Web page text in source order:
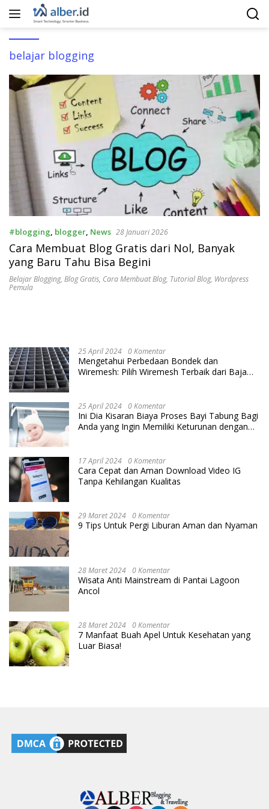
Langsung
belajar blogging
#blogging, blogger, News 28 Januari 2026
Cara Membuat Blog Gratis dari Nol, Banyak
yang Baru Tahu Bisa Begini
Belajar Blogging, Blog Gratis, Cara Membuat Blog, Tutorial Blog, Wordpress
Pemula
25 April 2024 0 Komentar
Mengetahui Perbedaan Bondek dan
Wiremesh: Pilih Wiremesh Terbaik dari Baja
25 April 2024 0 Komentar
Ini Dia Kisaran Biaya Proses Bayi Tabung Bagi
Anda yang Ingin Memiliki Keturunan dengan
17 April 2024 0 Komentar
Cara Cepat dan Aman Download Video IG
Tanpa Kehilangan Kualitas
29 Maret 2024 0 Komentar
9 Tips Untuk Pergi Liburan Aman dan Nyaman
28 Maret 2024 0 Komentar
Wisata Anti Mainstream di Pantai Lagoon
Ancol
28 Maret 2024 0 Komentar
7 Manfaat Buah Apel Untuk Kesehatan yang
Luar Biasa!